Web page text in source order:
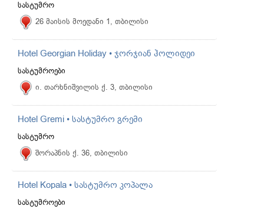
სასტუმრო
26 მაისის მოედანი 1, თბილისი
Hotel Georgian Holiday • ჯორჯიან ჰოლიდეი
სასტუმროები
ი. თარხნიშვილის ქ. 3, თბილისი
Hotel Gremi • სასტუმრო გრემი
სასტუმრო
შორაპნის ქ. 36, თბილისი
Hotel Kopala • სასტუმრო კოპალა
სასტუმროები